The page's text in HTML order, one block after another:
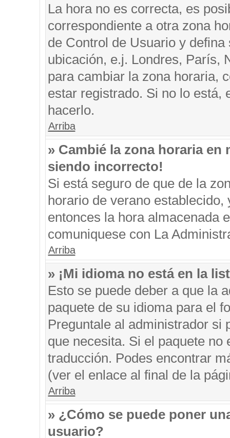
La hora no es correcta, es
correspondiente a otra zona
de Control de Usuario y
ubicación, e.j. Londres, París,
para cambiar la zona horaria,
estar registrado. Si no lo está,
hacerlo.
Arriba
» Cambié la zona horaria
siendo incorrecto!
Si está seguro de que de la
horario de verano
entonces la hora almacenada
comuniquese con La
Arriba
» ¡Mi idioma no está en la
Esto se puede deber a que la
paquete de su idioma para el
Preguntale al administrador si
que necesita. Si el paquete
traducción. Podes encontrar
(ver el enlace al final de la
Arriba
» ¿Cómo se puede poner
usuario?